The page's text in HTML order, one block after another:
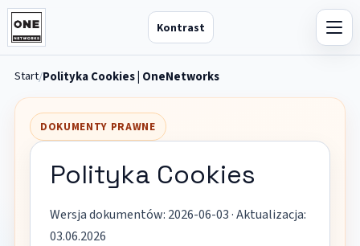
Kontrast
Start Polityka Cookies | OneNetworks
DOKUMENTY PRAWNE
Polityka Cookies
Wersja dokumentów: 2026-06-03 · Aktualizacja:
03.06.2026